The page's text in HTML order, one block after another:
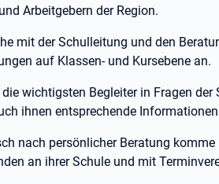
Arbeitgebern der Region.
mit der Schulleitung und den
auf Klassen- und Kursebene an.
wichtigsten Begleiter in Fragen
ihnen entsprechende
nach persönlicher Beratung
an ihrer Schule und mit